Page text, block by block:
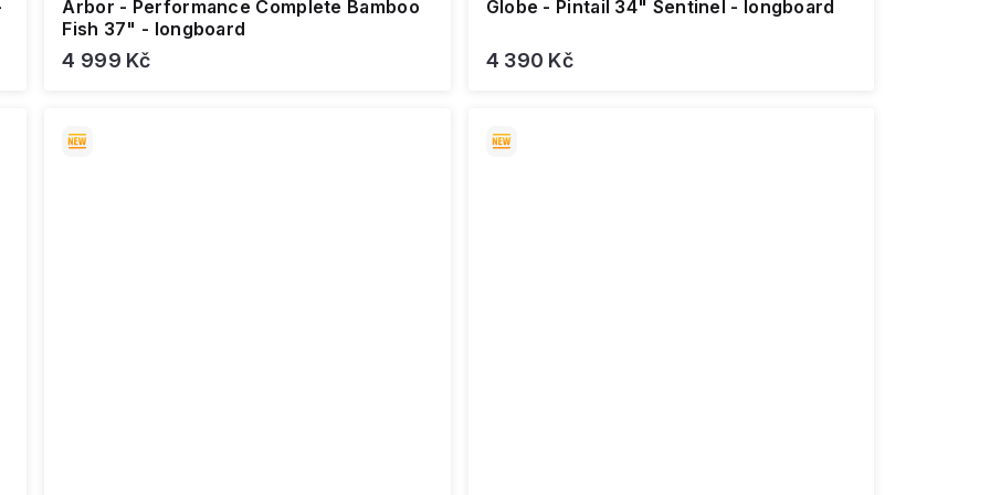
Arbor - Performance Complete Bamboo
Fish 37" - longboard
4 999 Kč
Globe - Pintail 34" Sentinel - longboard
4 390 Kč